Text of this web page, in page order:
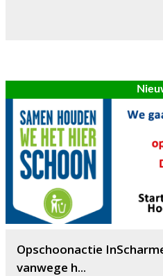
Opschoonactie
vanwege h...